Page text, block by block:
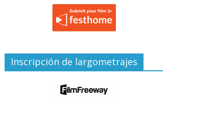
Inscripción de largometrajes